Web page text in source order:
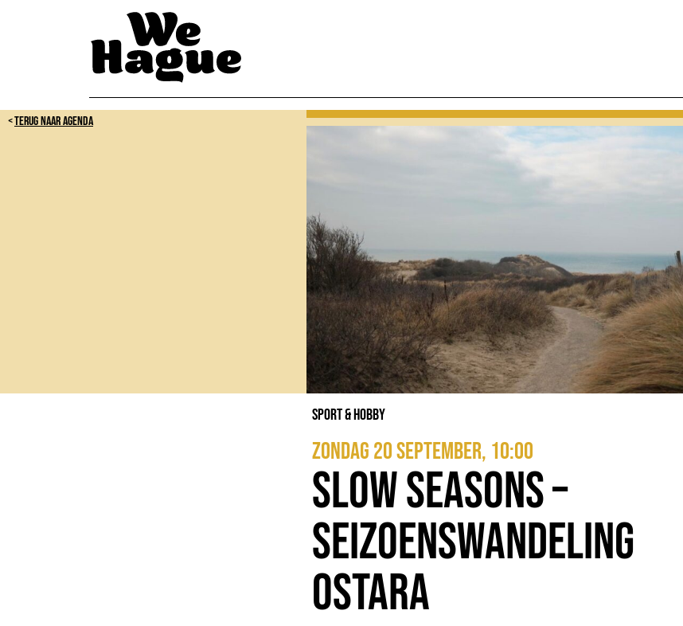
TERUG NAAR AGENDA
Sport & Hobby
zondag 20 september, 10:00
Slow Seasons –
Seizoenswandeling
Ostara